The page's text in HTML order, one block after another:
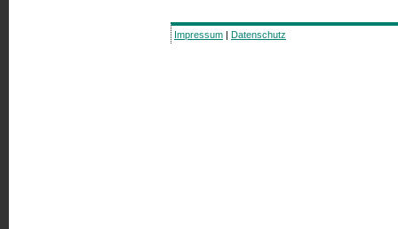
Impressum | Datenschutz